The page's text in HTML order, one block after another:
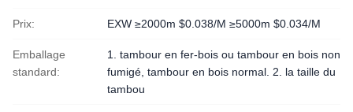
Prix: EXW ≥2000m $0.038/M ≥5000m $0.034/M
Emballage
standard:
1. tambour en fer-bois ou tambour en bois non
fumigé, tambour en bois normal. 2. la taille du
tambou